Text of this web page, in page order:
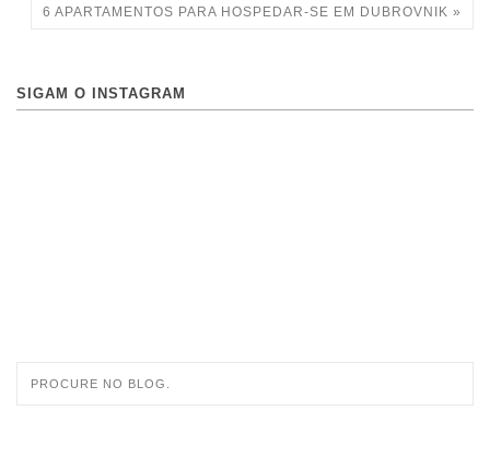
6 APARTAMENTOS PARA HOSPEDAR-SE EM DUBROVNIK »
SIGAM O INSTAGRAM